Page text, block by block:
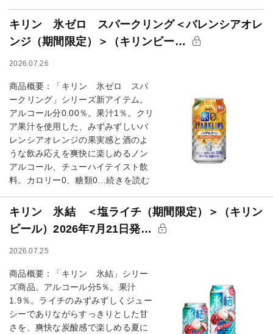
キリン 氷ゼロ スパークリング＜バレンシアオレ
ンジ（期間限定）＞（キリンビー…
2026.07.26
商品概要：「キリン 氷ゼロ スパ
ークリング」シリーズ新アイテム。
アルコール分0.00％。果汁1％。クリ
ア果汁を使用した、みずみずしいバ
レンシアオレンジの果実感と酒のよ
うな飲み応えを爽快に楽しめるノン
アルコール、チューハイテイスト飲
料。カロリー0、糖類0…続きを読む
キリン 氷結 ＜塩ライチ（期間限定）＞（キリン
ビール）2026年7月21日発…
2026.07.25
商品概要：「キリン 氷結」シリー
ズ商品。アルコール分5％。果汁
1.9％。ライチのみずみずしくジュー
シーでありながらすっきりとした甘
さを、爽快な炭酸感で楽しめる夏に